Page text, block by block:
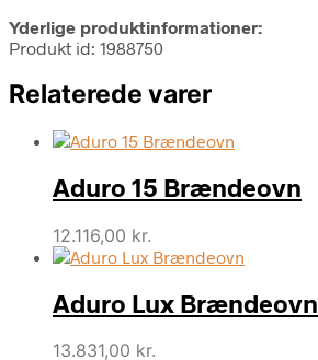
Yderlige produktinformationer:
Produkt id: 1988750
Relaterede varer
Aduro 15 Brændeovn
12.116,00 kr.
Aduro Lux Brændeovn
13.831,00 kr.